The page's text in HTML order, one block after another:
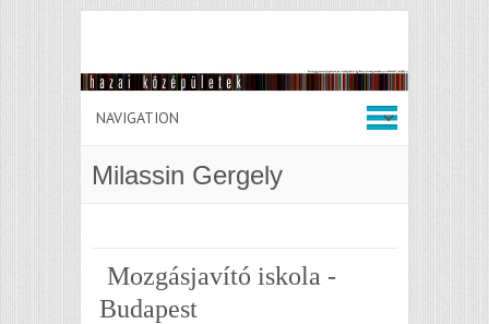
Milassin Gergely
Mozgásjavító iskola -
Budapest